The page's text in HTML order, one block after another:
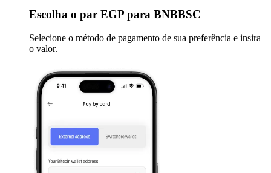
Escolha o par EGP para BNBBSC
Selecione o método de pagamento de sua preferência e insira
o valor.